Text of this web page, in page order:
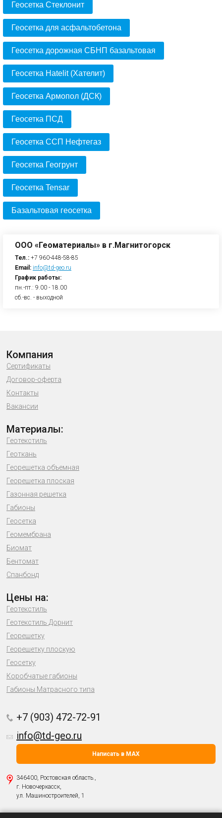
Геосетка Стеклонит
Геосетка для асфальтобетона
Геосетка дорожная СБНП базальтовая
Геосетка Hatelit (Хателит)
Геосетка Армопол (ДСК)
Геосетка ПСД
Геосетка ССП Нефтегаз
Геосетка Геогрунт
Геосетка Tensar
Базальтовая геосетка
ООО «Геоматериалы» в г.Магнитогорск
Тел.: +7 960-448-58-85
Email: info@td-geo.ru
График работы:
пн.-пт.: 9.00 - 18.00
сб.-вс. - выходной
Компания
Сертификаты
Договор-оферта
Контакты
Вакансии
Материалы:
Геотекстиль
Геоткань
Георешетка объемная
Георешетка плоская
Газонная решетка
Габионы
Геосетка
Геомембрана
Биомат
Бентомат
Спанбонд
Цены на:
Геотекстиль
Геотекстиль Дорнит
Георешетку
Георешетку плоскую
Геосетку
Коробчатые габионы
Габионы Матрасного типа
+7 (903) 472-72-91
info@td-geo.ru
Написать в MAX
346400, Ростовская область.,
г. Новочеркасск,
ул. Машиностроителей, 1